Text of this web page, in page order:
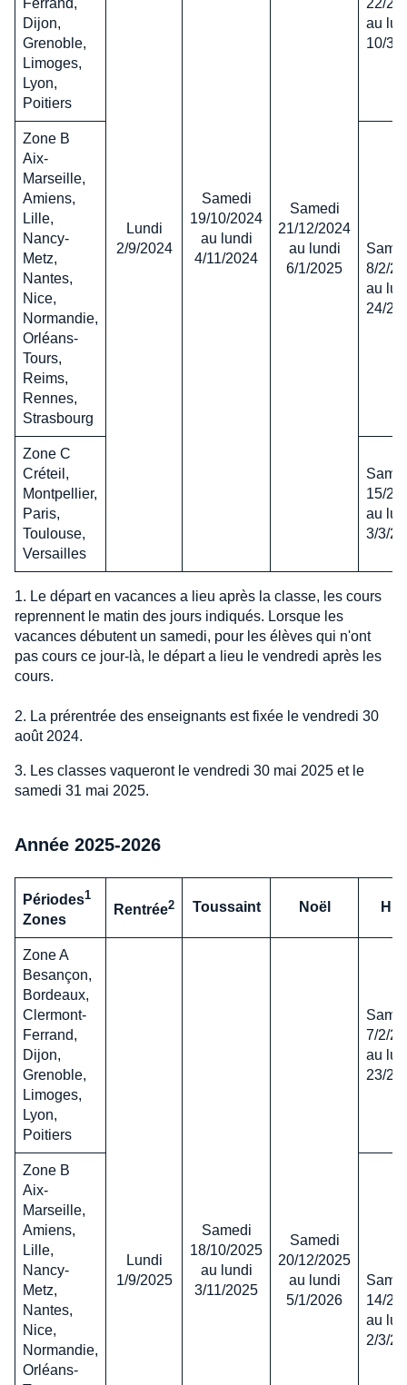
Ferrand,
Dijon,
Grenoble,
Limoges,
Lyon,
Poitiers
Lundi
2/9/2024
Samedi
19/10/2024
au lundi
4/11/2024
Samedi
21/12/2024
au lundi
6/1/2025
22/2/
au
10/3/
Zone B
Aix-
Marseille,
Amiens,
Lille,
Nancy-
Metz,
Nantes,
Nice,
Normandie,
Orléans-
Tours,
Reims,
Rennes,
Strasbourg
8/2/
au
24/2/
Zone C
Créteil,
Montpellier,
Paris,
Toulouse,
Versailles
15/2/
au
3/3/
1. Le départ en vacances a lieu après la classe, les cours
reprennent le matin des jours indiqués. Lorsque les
vacances débutent un samedi, pour les élèves qui n'ont
pas cours ce jour-là, le départ a lieu le vendredi après les
cours.
2. La prérentrée des enseignants est fixée le vendredi 30
août 2024.
3. Les classes vaqueront le vendredi 30 mai 2025 et le
samedi 31 mai 2025.
Année 2025-2026
Périodes1
Zones
Rentrée2 Toussaint Noël
Zone A
Besançon,
Bordeaux,
Clermont-
Ferrand,
Dijon,
Grenoble,
Limoges,
Lyon,
Poitiers
Lundi
1/9/2025
Samedi
18/10/2025
au lundi
3/11/2025
Samedi
20/12/2025
au lundi
5/1/2026
7/2/
au
23/2/
Zone B
Aix-
Marseille,
Amiens,
Lille,
Nancy-
Metz,
Nantes,
Nice,
Normandie,
Orléans-
14/2/
au
2/3/